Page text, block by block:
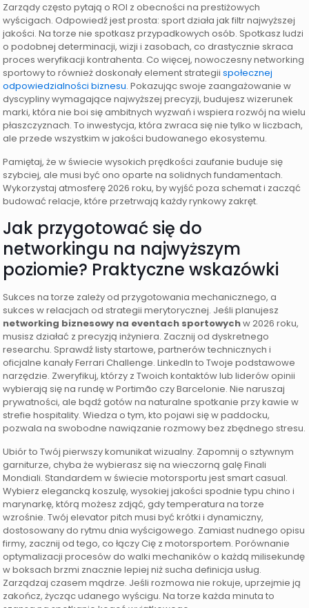
Zarządy często pytają o ROI z obecności na prestiżowych
wyścigach. Odpowiedź jest prosta: sport działa jak filtr najwyższej
jakości. Na torze nie spotkasz przypadkowych osób. Spotkasz ludzi
o podobnej determinacji, wizji i zasobach, co drastycznie skraca
proces weryfikacji kontrahenta. Co więcej, nowoczesny networking
sportowy to również doskonały element strategiispołecznej
odpowiedzialności biznesu. Pokazując swoje zaangażowanie w
dyscypliny wymagające najwyższej precyzji, budujesz wizerunek
marki, która nie boi się ambitnych wyzwań i wspiera rozwój na wielu
płaszczyznach. To inwestycja, która zwraca się nie tylko w liczbach,
ale przede wszystkim w jakości budowanego ekosystemu.
Pamiętaj, że w świecie wysokich prędkości zaufanie buduje się
szybciej, ale musi być ono oparte na solidnych fundamentach.
Wykorzystaj atmosferę 2026 roku, by wyjść poza schemat i zacząć
budować relacje, które przetrwają każdy rynkowy zakręt.
Jak przygotować się do
networkingu na najwyższym
poziomie? Praktyczne wskazówki
Sukces na torze zależy od przygotowania mechanicznego, a
sukces w relacjach od strategii merytorycznej. Jeśli planujesz
networking biznesowy na eventach sportowychw 2026 roku,
musisz działać z precyzją inżyniera. Zacznij od dyskretnego
researchu. Sprawdź listy startowe, partnerów technicznych i
oficjalne kanały Ferrari Challenge. LinkedIn to Twoje podstawowe
narzędzie. Zweryfikuj, którzy z Twoich kontaktów lub liderów opinii
wybierają się na rundę w Portimão czy Barcelonie. Nie naruszaj
prywatności, ale bądź gotów na naturalne spotkanie przy kawie w
strefie hospitality. Wiedza o tym, kto pojawi się w paddocku,
pozwala na swobodne nawiązanie rozmowy bez zbędnego stresu.
Ubiór to Twój pierwszy komunikat wizualny. Zapomnij o sztywnym
garniturze, chyba że wybierasz się na wieczorną galę Finali
Mondiali. Standardem w świecie motorsportu jest smart casual.
Wybierz elegancką koszulę, wysokiej jakości spodnie typu chino i
marynarkę, którą możesz zdjąć, gdy temperatura na torze
wzrośnie. Twój elevator pitch musi być krótki i dynamiczny,
dostosowany do rytmu dnia wyścigowego. Zamiast nudnego opisu
firmy, zacznij od tego, co łączy Cię z motorsportem. Porównanie
optymalizacji procesów do walki mechaników o każdą milisekundę
w boksach brzmi znacznie lepiej niż sucha definicja usług.
Zarządzaj czasem mądrze. Jeśli rozmowa nie rokuje, uprzejmie ją
zakończ, życząc udanego wyścigu. Na torze każda minuta to